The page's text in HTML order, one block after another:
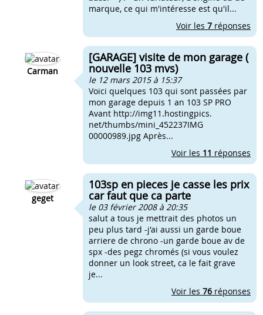
marque, ce qui m'intéresse est qu'il...
Voir les 7 réponses
Carman
[GARAGE] visite de mon garage (
nouvelle 103 mvs)
le 12 mars 2015 à 15:37
Voici quelques 103 qui sont passées par
mon garage depuis 1 an 103 SP PRO
Avant http://img11.hostingpics.
net/thumbs/mini_452237IMG
00000989.jpg Après...
Voir les 11 réponses
geget
103sp en pieces je casse les prix
car faut que ca parte
le 03 février 2008 à 20:35
salut a tous je mettrait des photos un
peu plus tard -j'ai aussi un garde boue
arriere de chrono -un garde boue av de
spx -des pegz chromés (si vous voulez
donner un look street, ca le fait grave
je...
Voir les 76 réponses